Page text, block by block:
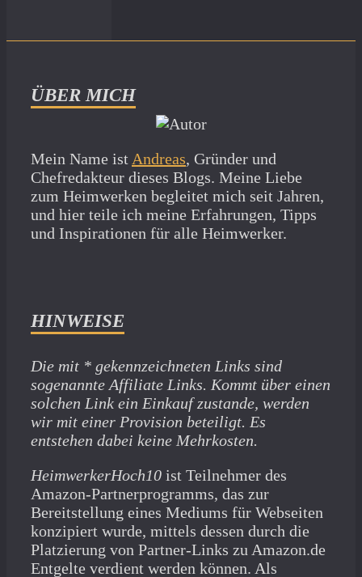
ÜBER MICH
Mein Name ist Andreas, Gründer und
Chefredakteur dieses Blogs. Meine Liebe
zum Heimwerken begleitet mich seit Jahren,
und hier teile ich meine Erfahrungen, Tipps
und Inspirationen für alle Heimwerker.
HINWEISE
Die mit * gekennzeichneten Links sind
sogenannte Affiliate Links. Kommt über einen
solchen Link ein Einkauf zustande, werden
wir mit­ einer Provision beteiligt. Es
entstehen dabei keine Mehrkosten.
HeimwerkerHoch10 ist Teilnehmer des
Amazon-Partnerprogramms, das zur
Bereitstellung eines Mediums für Webseiten
konzipiert wurde, mittels dessen durch die
Platzierung von Partner-Links zu Amazon.de
Entgelte verdient werden können. Als